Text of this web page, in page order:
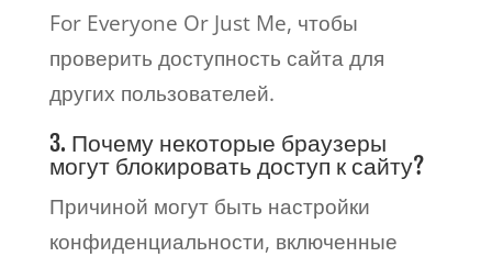
For Everyone Or Just Me, чтобы
проверить доступность сайта для
других пользователей.
3. Почему некоторые браузеры
могут блокировать доступ к сайту?
Причиной могут быть настройки
конфиденциальности, включенные